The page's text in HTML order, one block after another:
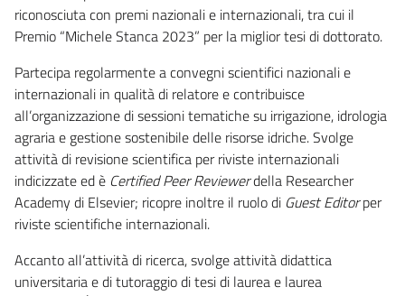
riconosciuta con premi nazionali e internazionali, tra cui il
Premio “Michele Stanca 2023” per la miglior tesi di dottorato.
Partecipa regolarmente a convegni scientifici nazionali e
internazionali in qualità di relatore e contribuisce
all’organizzazione di sessioni tematiche su irrigazione, idrologia
agraria e gestione sostenibile delle risorse idriche. Svolge
attività di revisione scientifica per riviste internazionali
indicizzate ed è Certified Peer Reviewerdella Researcher
Academy di Elsevier; ricopre inoltre il ruolo di Guest Editorper
riviste scientifiche internazionali.
Accanto all’attività di ricerca, svolge attività didattica
universitaria e di tutoraggio di tesi di laurea e laurea